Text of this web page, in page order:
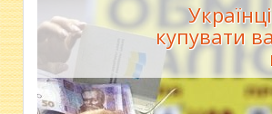
купувати